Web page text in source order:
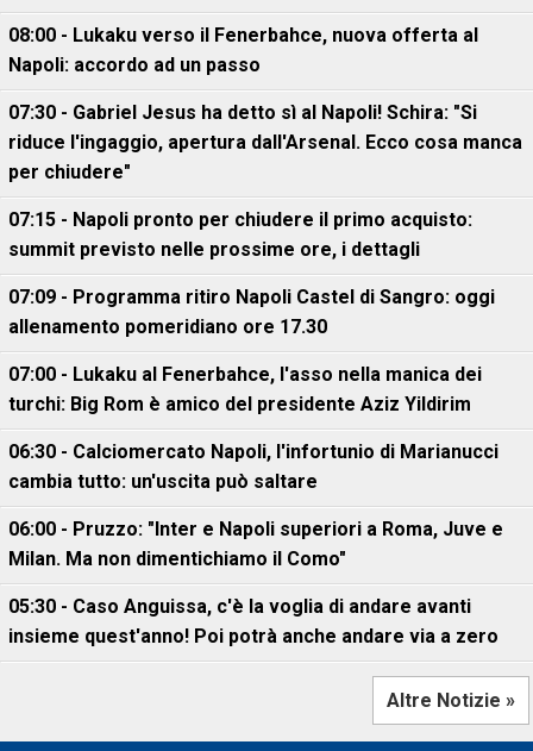
08:00 - Lukaku verso il Fenerbahce, nuova offerta al
Napoli: accordo ad un passo
07:30 - Gabriel Jesus ha detto sì al Napoli! Schira: "Si
riduce l'ingaggio, apertura dall'Arsenal. Ecco cosa manca
per chiudere"
07:15 - Napoli pronto per chiudere il primo acquisto:
summit previsto nelle prossime ore, i dettagli
07:09 - Programma ritiro Napoli Castel di Sangro: oggi
allenamento pomeridiano ore 17.30
07:00 - Lukaku al Fenerbahce, l'asso nella manica dei
turchi: Big Rom è amico del presidente Aziz Yildirim
06:30 - Calciomercato Napoli, l'infortunio di Marianucci
cambia tutto: un'uscita può saltare
06:00 - Pruzzo: "Inter e Napoli superiori a Roma, Juve e
Milan. Ma non dimentichiamo il Como"
05:30 - Caso Anguissa, c'è la voglia di andare avanti
insieme quest'anno! Poi potrà anche andare via a zero
Altre Notizie »